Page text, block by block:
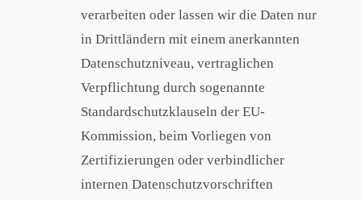
verarbeiten oder lassen wir die Daten nur
in Drittländern mit einem anerkannten
Datenschutzniveau, vertraglichen
Verpflichtung durch sogenannte
Standardschutzklauseln der EU-
Kommission, beim Vorliegen von
Zertifizierungen oder verbindlicher
internen Datenschutzvorschriften